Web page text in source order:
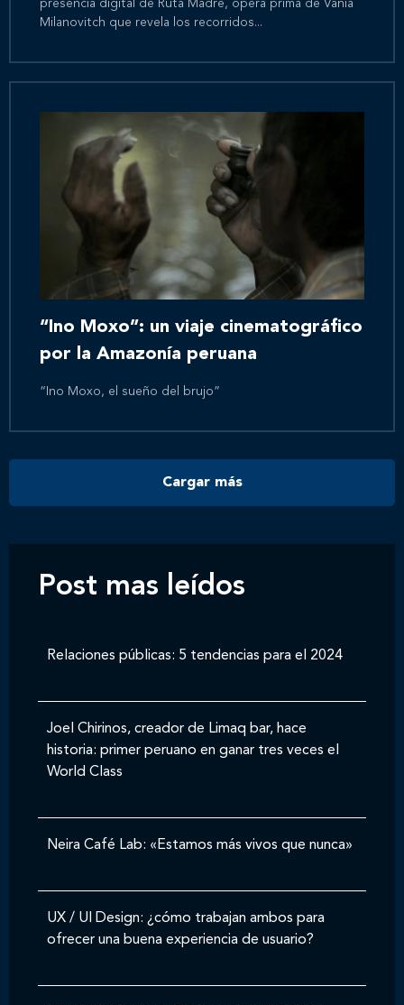
Inicio
Nosotros
Nuestros servicios
Nuestros clientes
Novedades
Contáctanos
presencia digital de Ruta Madre, ópera prima de Vania
Milanovitch que revela los recorridos...
“Ino Moxo”: un viaje cinematográfico
por la Amazonía peruana
“Ino Moxo, el sueño del brujo”
Cargar más
Post mas leídos
Relaciones públicas: 5 tendencias para el 2024
Joel Chirinos, creador de Limaq bar, hace
historia: primer peruano en ganar tres veces el
World Class
Neira Café Lab: «Estamos más vivos que nunca»
UX / UI Design: ¿cómo trabajan ambos para
ofrecer una buena experiencia de usuario?